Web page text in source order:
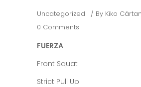
Uncategorized By Kiko
0 Comments
FUERZA
Front Squat
Strict Pull Up